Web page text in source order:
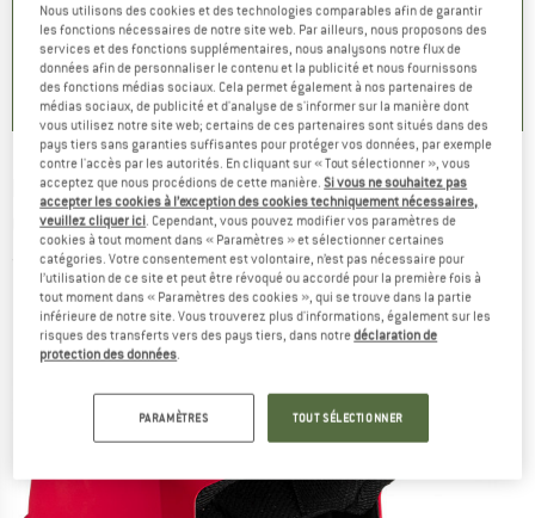
)
69,97 €
5,0( 6)
119,96 €
0,0( 0)
LEATT -Kid's MTB 1.0 DH Helmet Junior -
Casque intégral
(0)
Nous utilisons des cookies et des technologies comparables afin de garantir
les fonctions nécessaires de notre site web. Par ailleurs, nous proposons des
services et des fonctions supplémentaires, nous analysons notre flux de
données afin de personnaliser le contenu et la publicité et nous fournissons
des fonctions médias sociaux. Cela permet également à nos partenaires de
médias sociaux, de publicité et d'analyse de s'informer sur la manière dont
vous utilisez notre site web; certains de ces partenaires sont situés dans des
pays tiers sans garanties suffisantes pour protéger vos données, par exemple
contre l'accès par les autorités. En cliquant sur « Tout sélectionner », vous
acceptez que nous procédions de cette manière.Si vous ne souhaitez pas
accepter les cookies à l’exception des cookies techniquement nécessaires,
veuillez cliquer ici. Cependant, vous pouvez modifier vos paramètres de
cookies à tout moment dans « Paramètres » et sélectionner certaines
catégories. Votre consentement est volontaire, n’est pas nécessaire pour
l’utilisation de ce site et peut être révoqué ou accordé pour la première fois à
tout moment dans « Paramètres des cookies », qui se trouve dans la partie
inférieure de notre site. Vous trouverez plus d'informations, également sur les
risques des transferts vers des pays tiers, dans notredéclaration de
protection des données.
PARAMÈTRES TOUT SÉLECTIONNER